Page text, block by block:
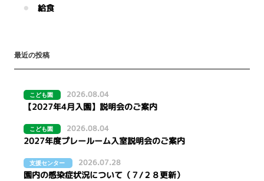
給食
最近の投稿
こども園 2026.08.04
【2027年4月入園】説明会のご案内
こども園 2026.08.04
2027年度プレールーム入室説明会のご案内
支援センター 2026.07.28
園内の感染症状況について（７/２８更新）